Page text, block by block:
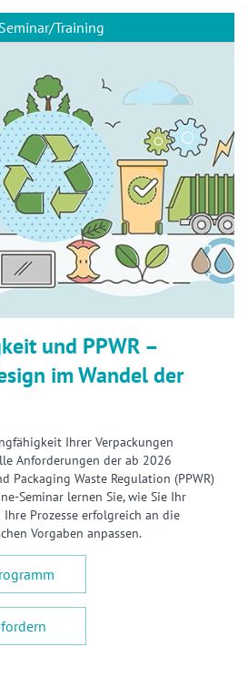
Seminar/Training
und PPWR –
im Wandel der
Ihrer Verpackungen
Anforderungen der ab 2026
Packaging Waste Regulation (PPWR)
Seminar lernen Sie, wie Sie Ihr
Prozesse erfolgreich an die
Vorgaben anpassen.